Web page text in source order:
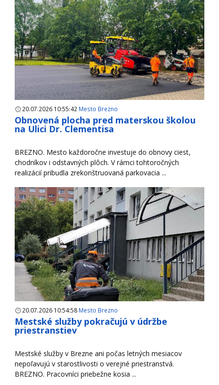
20.07.2026 10:55:42 Mesto Brezno
Obnovená plocha pred materskou školou
na Ulici Dr. Clementisa
BREZNO. Mesto každoročne investuje do obnovy ciest,
chodníkov i odstavných plôch. V rámci tohtoročných
realizácií pribudla zrekonštruovaná parkovacia ...
20.07.2026 10:54:58 Mesto Brezno
Mestské služby pokračujú v údržbe
priestranstiev
Mestské služby v Brezne ani počas letných mesiacov
nepoľavujú v starostlivosti o verejné priestranstvá.
BREZNO. Pracovníci priebežne kosia ...